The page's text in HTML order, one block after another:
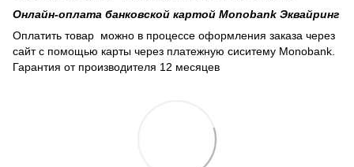
Онлайн-оплата банковской картой Monobank Эквайринг
Оплатить товар можно в процессе оформления заказа через
сайт с помощью карты через платежную сиситему Monobank.
Гарантия от производителя 12 месяцев